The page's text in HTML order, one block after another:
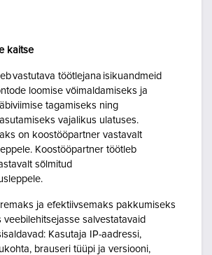
kaitse
vastutava töötlejana isikuandmeid
loomise võimaldamiseks ja
tagamiseks ning
vajalikus ulatuses.
on koostööpartner vastavalt
Koostööpartner töötleb
sõlmitud
ja efektiivsemaks pakkumiseks
veebilehitsejasse salvestatavaid
Kasutaja IP-aadressi,
brauseri tüüpi ja versiooni,